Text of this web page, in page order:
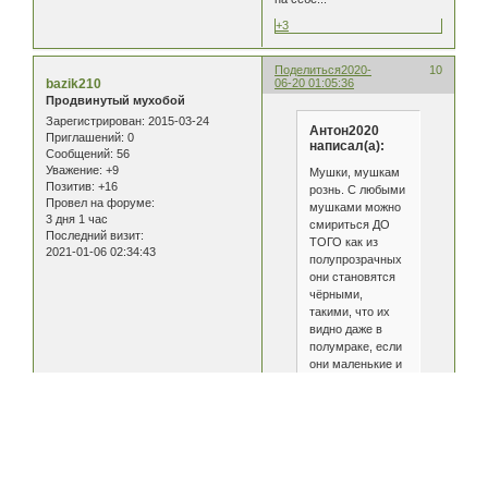
+3
Поделиться 10
2020-
06-20 01:05:36
bazik210
Продвинутый мухобой
Зарегистрирован: 2015-03-24
Приглашений: 0
Сообщений: 56
Уважение: +9
Позитив: +16
Провел на форуме:
3 дня 1 час
Последний визит:
2021-01-06 02:34:43
Антон2020
написал(а):
Мушки, мушкам
рознь. С любыми
мушками можно
смириться ДО
ТОГО как из
полупрозрачных
они становятся
чёрными,
такими, что их
видно даже в
полумраке, если
они маленькие и